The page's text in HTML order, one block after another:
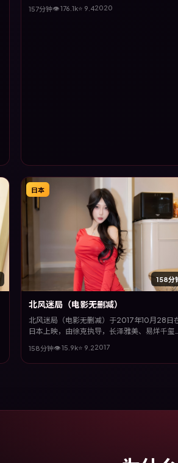
以冷峻镜头与饱满表演，呈现人物在极端情境下
157分钟👁176.1k⭐ 9.42020
158分
日本
北风迷局（电影无删减）
北风迷局（电影无删减）于2017年10月28日
日本上映，由徐克执导，长泽雅美、易烊千玺、
流与个体抉择之间，故事层层推进，节奏紧凑而
不失细腻。
158分钟👁15.9k⭐ 9.22017